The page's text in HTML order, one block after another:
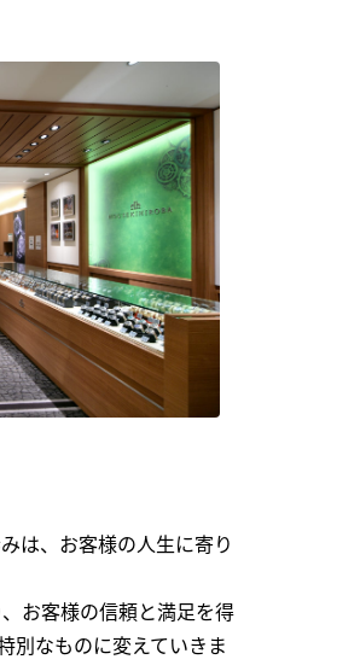
は、お客様の人生に寄り
お客様の信頼と満足を得
別なものに変えていきま